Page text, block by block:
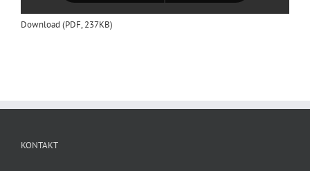
Download (PDF, 237KB)
KONTAKT